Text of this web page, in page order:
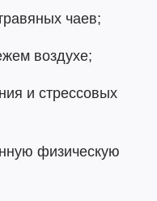
чаев;
воздухе;
и стрессовых
физическую